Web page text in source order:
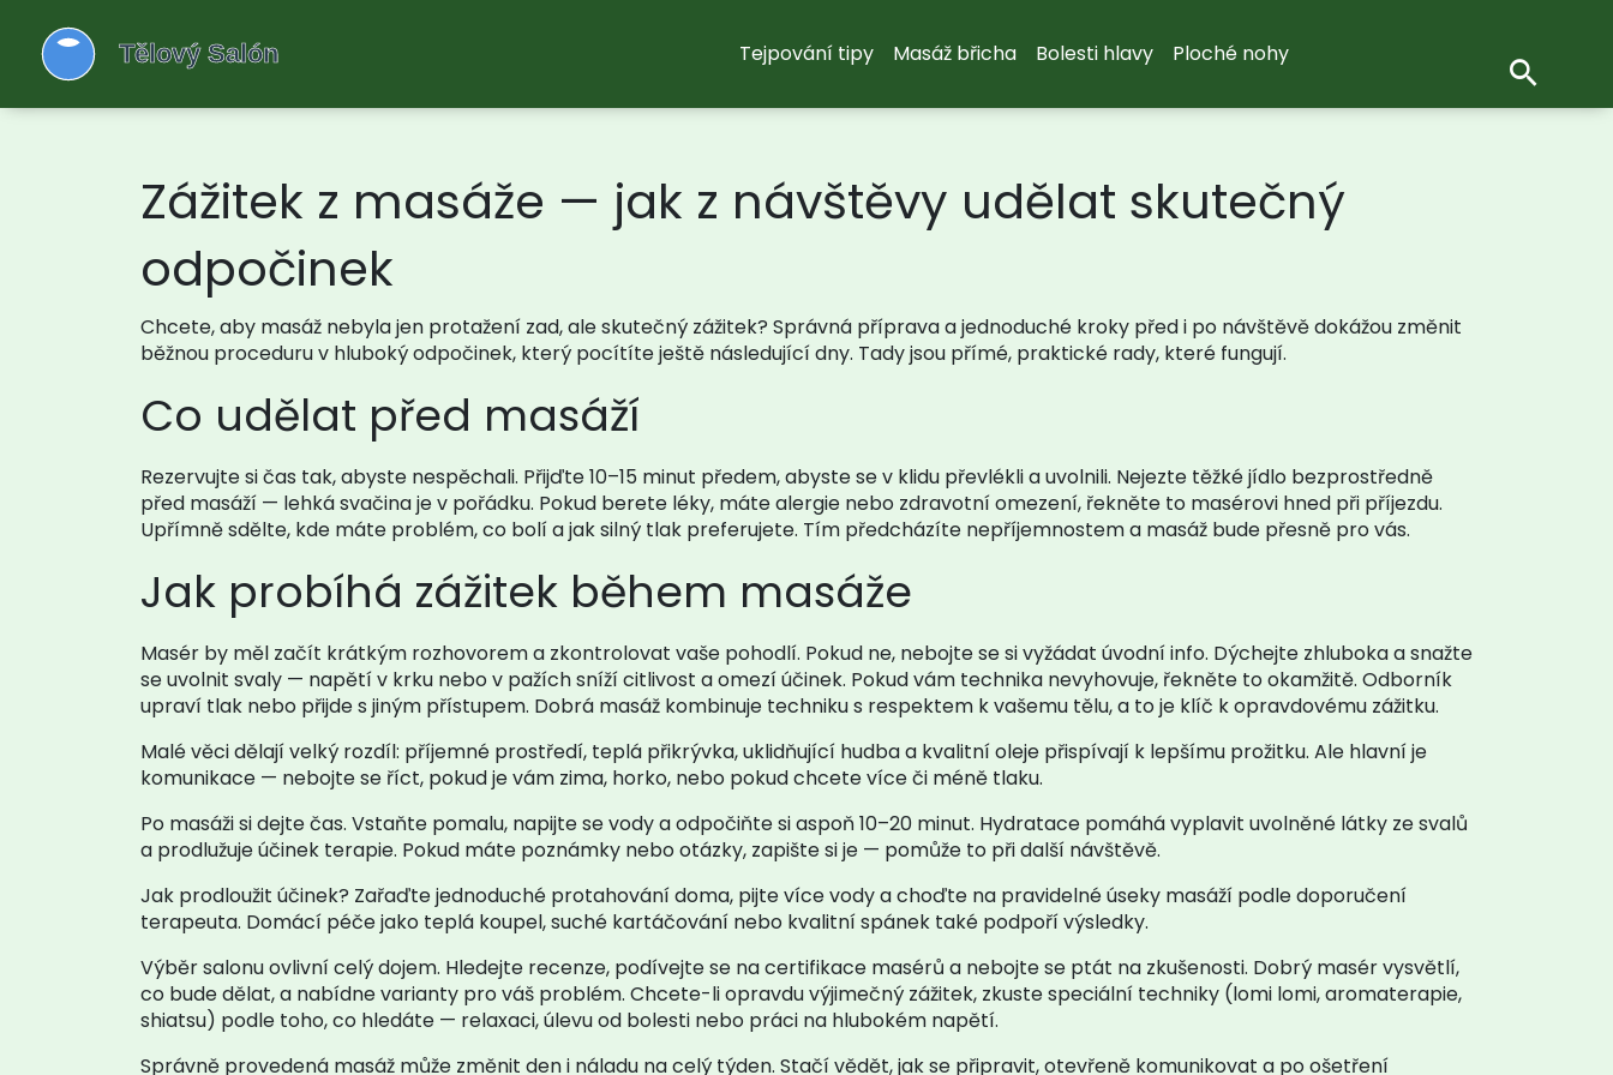
Tejpování tipy Masáž břicha Bolesti hlavy Ploché nohy
Zážitek z masáže — jak z návštěvy udělat skutečný
odpočinek
Chcete, aby masáž nebyla jen protažení zad, ale skutečný zážitek? Správná příprava a jednoduché kroky před i po návštěvě dokážou změnit
běžnou proceduru v hluboký odpočinek, který pocítíte ještě následující dny. Tady jsou přímé, praktické rady, které fungují.
Co udělat před masáží
Rezervujte si čas tak, abyste nespěchali. Přijďte 10–15 minut předem, abyste se v klidu převlékli a uvolnili. Nejezte těžké jídlo bezprostředně
před masáží — lehká svačina je v pořádku. Pokud berete léky, máte alergie nebo zdravotní omezení, řekněte to masérovi hned při příjezdu.
Upřímně sdělte, kde máte problém, co bolí a jak silný tlak preferujete. Tím předcházíte nepříjemnostem a masáž bude přesně pro vás.
Jak probíhá zážitek během masáže
Masér by měl začít krátkým rozhovorem a zkontrolovat vaše pohodlí. Pokud ne, nebojte se si vyžádat úvodní info. Dýchejte zhluboka a snažte
se uvolnit svaly — napětí v krku nebo v pažích sníží citlivost a omezí účinek. Pokud vám technika nevyhovuje, řekněte to okamžitě. Odborník
upraví tlak nebo přijde s jiným přístupem. Dobrá masáž kombinuje techniku s respektem k vašemu tělu, a to je klíč k opravdovému zážitku.
Malé věci dělají velký rozdíl: příjemné prostředí, teplá přikrývka, uklidňující hudba a kvalitní oleje přispívají k lepšímu prožitku. Ale hlavní je
komunikace — nebojte se říct, pokud je vám zima, horko, nebo pokud chcete více či méně tlaku.
Po masáži si dejte čas. Vstaňte pomalu, napijte se vody a odpočiňte si aspoň 10–20 minut. Hydratace pomáhá vyplavit uvolněné látky ze svalů
a prodlužuje účinek terapie. Pokud máte poznámky nebo otázky, zapište si je — pomůže to při další návštěvě.
Jak prodloužit účinek? Zařaďte jednoduché protahování doma, pijte více vody a choďte na pravidelné úseky masáží podle doporučení
terapeuta. Domácí péče jako teplá koupel, suché kartáčování nebo kvalitní spánek také podpoří výsledky.
Výběr salonu ovlivní celý dojem. Hledejte recenze, podívejte se na certifikace masérů a nebojte se ptát na zkušenosti. Dobrý masér vysvětlí,
co bude dělat, a nabídne varianty pro váš problém. Chcete-li opravdu výjimečný zážitek, zkuste speciální techniky (lomi lomi, aromaterapie,
shiatsu) podle toho, co hledáte — relaxaci, úlevu od bolesti nebo práci na hlubokém napětí.
Správně provedená masáž může změnit den i náladu na celý týden. Stačí vědět, jak se připravit, otevřeně komunikovat a po ošetření